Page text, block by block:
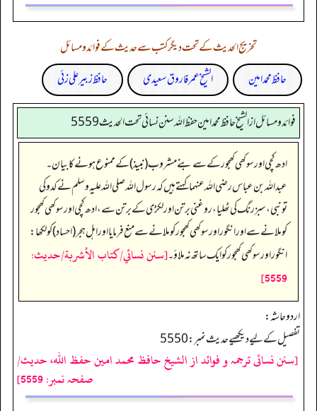
تخریج الحدیث کے تحت دیگر کتب سے حدیث کے فوائد و مسائل
حافظ محمد امین
الشیخ عمر فاروق سعیدی حافظ زبیر علی زئی
فوائد ومسائل از الشيخ حافظ محمد امين حفظ الله سنن نسائي تحت الحديث5559
ادھ کچی اور سوکھی کھجور کے سے بنے مشروب (نبیذ) کے ممنوع ہونے کا بیان۔
عبداللہ بن عباس رضی اللہ عنہما کہتے ہیں کہ رسول اللہ صلی اللہ علیہ وسلم نے کدو کی
تونبی، سبز رنگ کی ٹھلیا، روغنی برتن اور لکڑی کے برتن سے، ادھ کچی اور سوکھی کھجور
کو ملانے سے اور انگور اور سوکھی کھجور کو ملانے سے منع فرمایا اور اہل ہجر (احساد) کو لکھا:
انگور اور سوکھی کھجور کو ایک ساتھ نہ ملاؤ۔[سنن نسائي/كتاب الأشربة/حدیث:
5559]
اردو حاشہ:
تفصیل کے لیے دیکھیے حدیث نمبر: 5550
[سنن نسائی ترجمہ و فوائد از الشیخ حافظ محمد امین حفظ اللہ، حدیث/
صفحہ نمبر: 5559]